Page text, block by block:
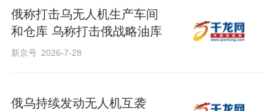
俄称打击乌无人机生产车间
和仓库 乌称打击俄战略油库
新京号 2026-7-28
俄乌持续发动无人机互袭